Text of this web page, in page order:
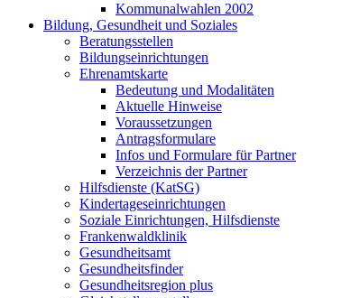
Kommunalwahlen 2002
Bildung, Gesundheit und Soziales
Beratungsstellen
Bildungseinrichtungen
Ehrenamtskarte
Bedeutung und Modalitäten
Aktuelle Hinweise
Voraussetzungen
Antragsformulare
Infos und Formulare für Partner
Verzeichnis der Partner
Hilfsdienste (KatSG)
Kindertageseinrichtungen
Soziale Einrichtungen, Hilfsdienste
Frankenwaldklinik
Gesundheitsamt
Gesundheitsfinder
Gesundheitsregion plus